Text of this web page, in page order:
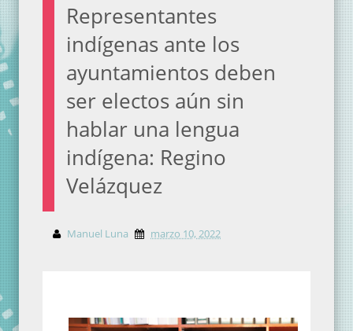
Representantes
indígenas ante los
ayuntamientos deben
ser electos aún sin
hablar una lengua
indígena: Regino
Velázquez
Manuel Luna marzo 10, 2022